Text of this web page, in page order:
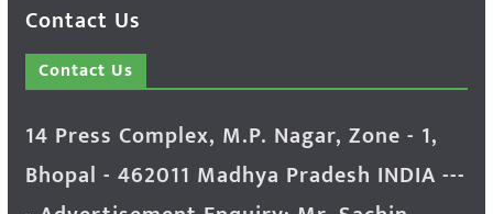
Contact Us
Contact Us
14 Press Complex, M.P. Nagar, Zone - 1,
Bhopal - 462011 Madhya Pradesh INDIA ---